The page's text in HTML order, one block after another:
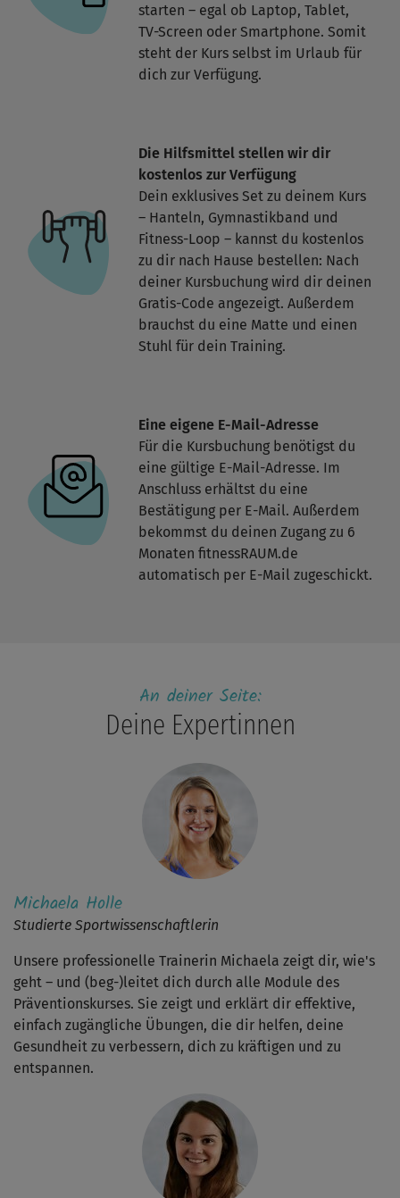
starten – egal ob Laptop, Tablet,
TV-Screen oder Smartphone. Somit
steht der Kurs selbst im Urlaub für
dich zur Verfügung.
Die Hilfsmittel stellen wir dir
kostenlos zur Verfügung
Dein exklusives Set zu deinem Kurs
– Hanteln, Gymnastikband und
Fitness-Loop – kannst du kostenlos
zu dir nach Hause bestellen: Nach
deiner Kursbuchung wird dir deinen
Gratis-Code angezeigt. Außerdem
brauchst du eine Matte und einen
Stuhl für dein Training.
Eine eigene E-Mail-Adresse
Für die Kursbuchung benötigst du
eine gültige E-Mail-Adresse. Im
Anschluss erhältst du eine
Bestätigung per E-Mail. Außerdem
bekommst du deinen Zugang zu 6
Monaten fitnessRAUM.de
automatisch per E-Mail zugeschickt.
An deiner Seite:
Deine Expertinnen
Michaela Holle
Studierte Sportwissenschaftlerin
Unsere professionelle Trainerin Michaela zeigt dir, wie's
geht – und (beg-)leitet dich durch alle Module des
Präventionskurses. Sie zeigt und erklärt dir effektive,
einfach zugängliche Übungen, die dir helfen, deine
Gesundheit zu verbessern, dich zu kräftigen und zu
entspannen.